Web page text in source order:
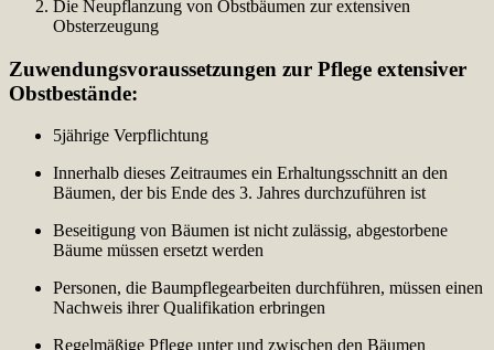
Die Neupflanzung von Obstbäumen zur extensiven
Obsterzeugung
Zuwendungsvoraussetzungen zur Pflege extensiver
Obstbestände:
5jährige Verpflichtung
Innerhalb dieses Zeitraumes ein Erhaltungsschnitt an den
Bäumen, der bis Ende des 3. Jahres durchzuführen ist
Beseitigung von Bäumen ist nicht zulässig, abgestorbene
Bäume müssen ersetzt werden
Personen, die Baumpflegearbeiten durchführen, müssen einen
Nachweis ihrer Qualifikation erbringen
Regelmäßige Pflege unter und zwischen den Bäumen